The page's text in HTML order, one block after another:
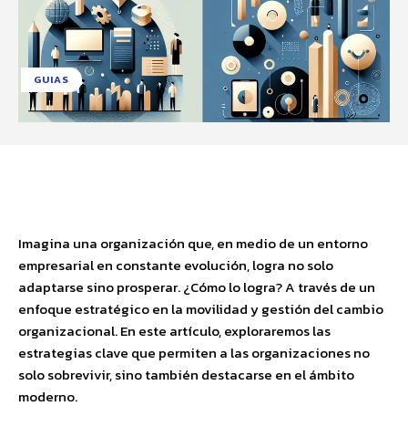
GUIAS
Imagina una organización que, en medio de un entorno
empresarial en constante evolución, logra no solo
adaptarse sino prosperar. ¿Cómo lo logra? A través de un
enfoque estratégico en la movilidad y gestión del cambio
organizacional. En este artículo, exploraremos las
estrategias clave que permiten a las organizaciones no
solo sobrevivir, sino también destacarse en el ámbito
moderno.